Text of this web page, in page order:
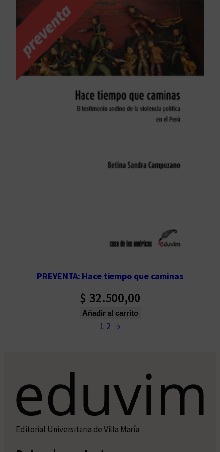
PREVENTA: Hace tiempo que caminas
$ 32.500,00
Añadir al carrito
1 2 →
Editorial Universitaria de Villa María